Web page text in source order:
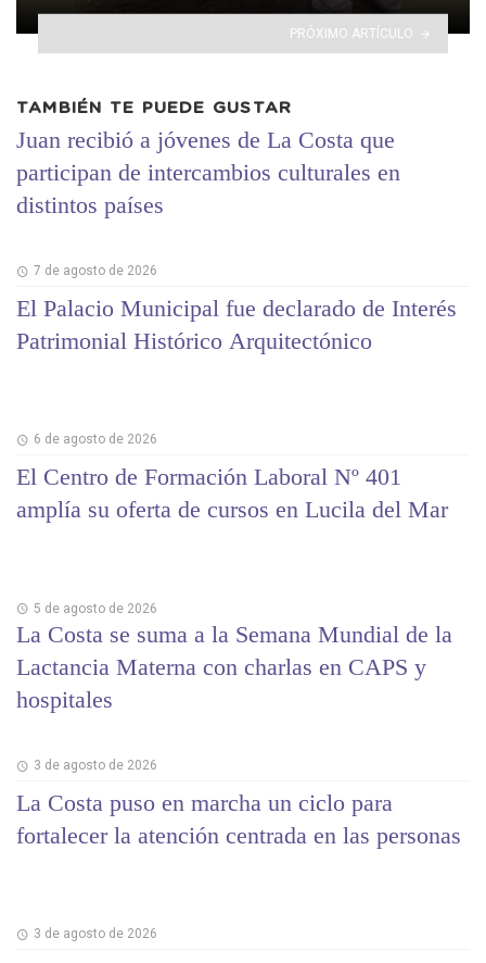
PRÓXIMO ARTÍCULO
TAMBIÉN TE PUEDE GUSTAR
Juan recibió a jóvenes de La Costa que
participan de intercambios culturales en
distintos países
7 de agosto de 2026
El Palacio Municipal fue declarado de Interés
Patrimonial Histórico Arquitectónico
6 de agosto de 2026
El Centro de Formación Laboral Nº 401
amplía su oferta de cursos en Lucila del Mar
5 de agosto de 2026
La Costa se suma a la Semana Mundial de la
Lactancia Materna con charlas en CAPS y
hospitales
3 de agosto de 2026
La Costa puso en marcha un ciclo para
fortalecer la atención centrada en las personas
3 de agosto de 2026